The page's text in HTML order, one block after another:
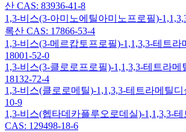
산 CAS: 83936-41-8
1,3-비스(3-아미노에틸아미노프로필)-
록산 CAS: 17866-53-4
1,3-비스(3-메르캅토프로필)-1,1,3,3-테트
18001-52-0
1,3-비스(3-클로로프로필)-1,1,3,3-테트라메
18132-72-4
1,3-비스(클로로메틸)-1,1,3,3-테트라메틸
10-9
1,3-비스(헵타데카플루오로데실)-1,1,3,3-
CAS: 129498-18-6